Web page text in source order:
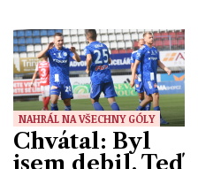
NAHRÁL NA VŠECHNY GÓLY
Chvátal: Byl
jsem debil. Teď